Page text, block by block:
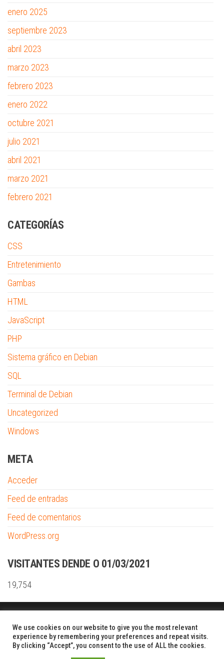
enero 2025
septiembre 2023
abril 2023
marzo 2023
febrero 2023
enero 2022
octubre 2021
julio 2021
abril 2021
marzo 2021
febrero 2021
CATEGORÍAS
CSS
Entretenimiento
Gambas
HTML
JavaScript
PHP
Sistema gráfico en Debian
SQL
Terminal de Debian
Uncategorized
Windows
META
Acceder
Feed de entradas
Feed de comentarios
WordPress.org
VISITANTES DENDE O 01/03/2021
19,754
We use cookies on our website to give you the most relevant
experience by remembering your preferences and repeat visits.
By clicking “Accept”, you consent to the use of ALL the cookies.